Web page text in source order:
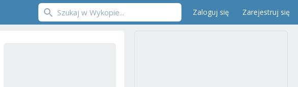
Zaloguj się Zarejestruj się